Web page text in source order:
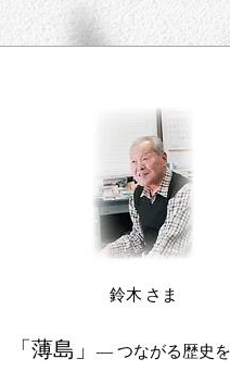
鈴木 さま
「薄島」 ― つながる歴史